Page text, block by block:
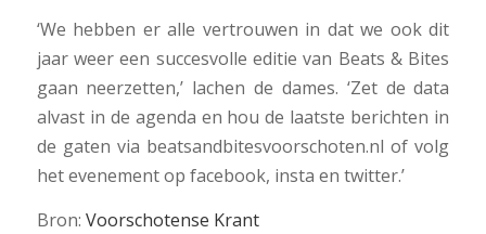
‘We hebben er alle vertrouwen in dat we ook dit
jaar weer een succesvolle editie van Beats & Bites
gaan neerzetten,’ lachen de dames. ‘Zet de data
alvast in de agenda en hou de laatste berichten in
de gaten via beatsandbitesvoorschoten.nl of volg
het evenement op facebook, insta en twitter.’
Bron: Voorschotense Krant